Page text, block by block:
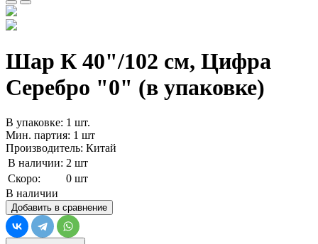
Шар К 40"/102 см, Цифра
Серебро "0" (в упаковке)
В упаковке: 1 шт.
Мин. партия: 1 шт
Производитель: Китай
В наличии: 2 шт
Скоро:
0 шт
В наличии
Добавить в сравнение